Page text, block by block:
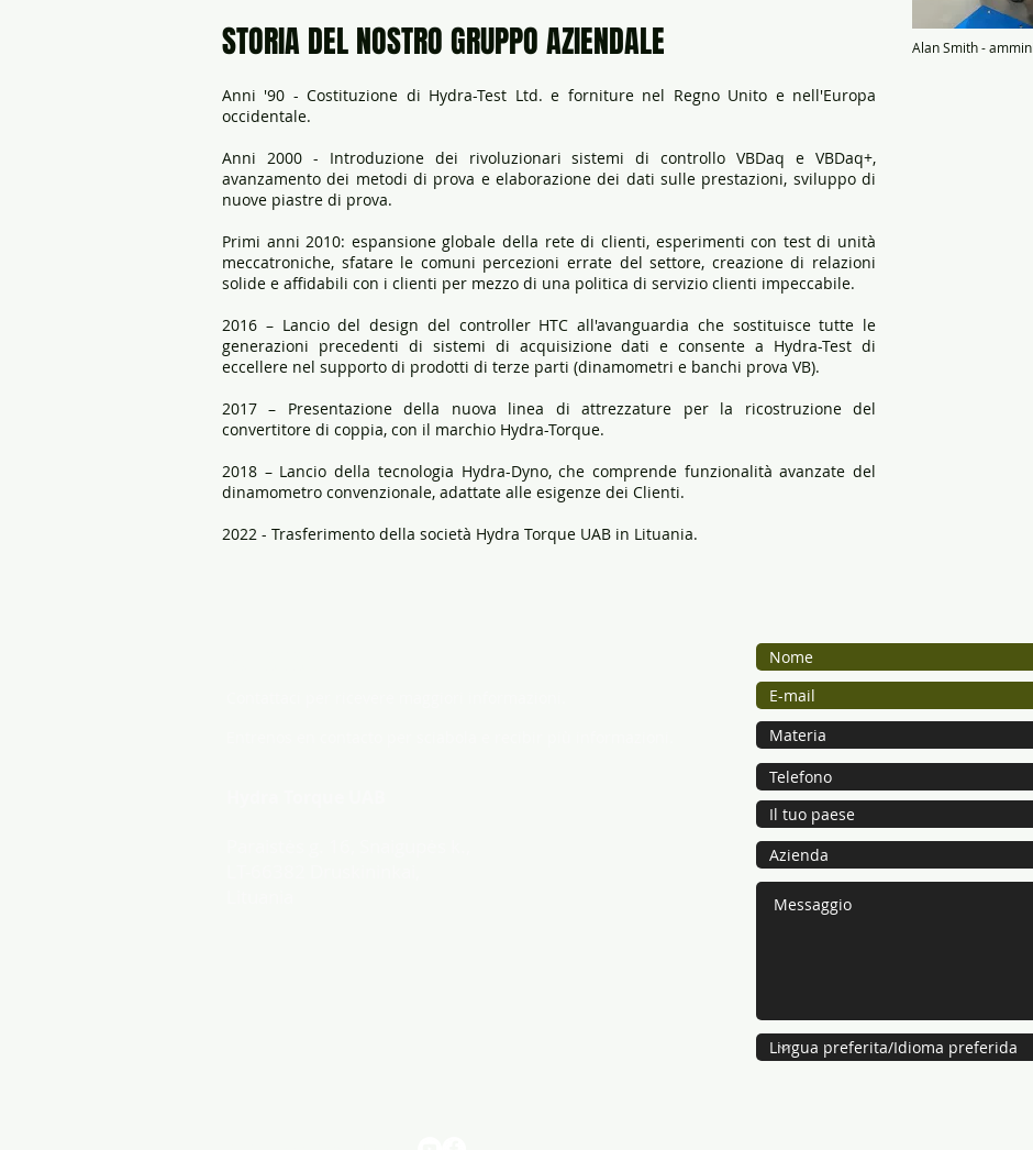
STORIA DEL NOSTRO GRUPPO AZIENDALE
Anni '90 - Costituzione di Hydra-Test Ltd. e forniture nel Regno Unito e nell'Europa
occidentale.
Anni 2000 - Introduzione dei rivoluzionari sistemi di controllo VBDaq e VBDaq+,
avanzamento dei metodi di prova e elaborazione dei dati sulle prestazioni, sviluppo di
nuove piastre di prova.
Primi anni 2010: espansione globale della rete di clienti, esperimenti con test di unità
meccatroniche, sfatare le comuni percezioni errate del settore, creazione di relazioni
solide e affidabili con i clienti per mezzo di una politica di servizio clienti impeccabile.
2016 – Lancio del design del controller HTC all'avanguardia che sostituisce tutte le
generazioni precedenti di sistemi di acquisizione dati e consente a Hydra-Test di
eccellere nel supporto di prodotti di terze parti (dinamometri e banchi prova VB).
2017 – Presentazione della nuova linea di attrezzature per la ricostruzione del
convertitore di coppia, con il marchio Hydra-Torque.
2018 – Lancio della tecnologia Hydra-Dyno, che comprende funzionalità avanzate del
dinamometro convenzionale, adattate alle esigenze dei Clienti.
2022 - Trasferimento della società Hydra Torque UAB in Lituania.
Alan Smith -